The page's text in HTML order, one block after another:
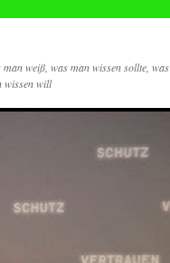
man weiß, was man wissen sollte, was
wissen will